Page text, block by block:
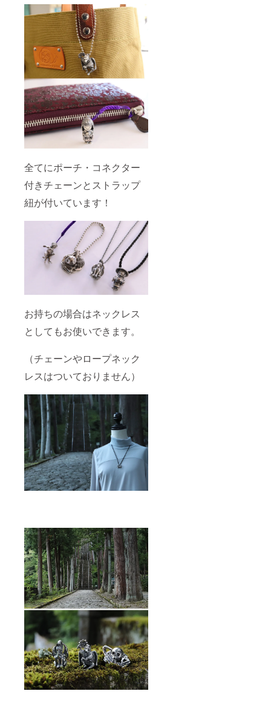
全てにポーチ・コネクター
付きチェーンとストラップ
紐が付いています！
お持ちの場合はネックレス
としてもお使いできます。
（チェーンやロープネック
レスはついておりません）